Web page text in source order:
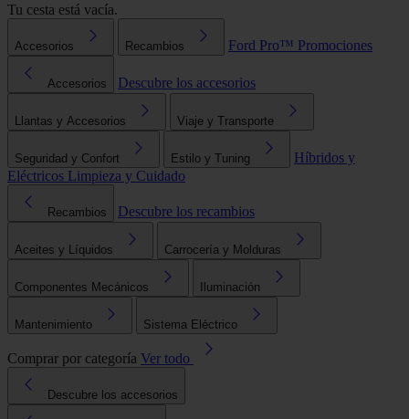
Tu cesta está vacía.
Accesorios Recambios Ford Pro™ Promociones
Accesorios Descubre los accesorios
Llantas y Accesorios Viaje y Transporte
Seguridad y Confort Estilo y Tuning
Híbridos y
Eléctricos Limpieza y Cuidado
Recambios Descubre los recambios
Aceites y Líquidos Carrocería y Molduras
Componentes Mecánicos Iluminación
Mantenimiento Sistema Eléctrico
Comprar por categoría Ver todo
Descubre los accesorios